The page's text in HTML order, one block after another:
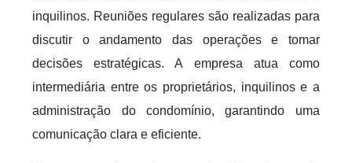
inquilinos. Reuniões regulares são realizadas para
discutir o andamento das operações e tomar
decisões estratégicas. A empresa atua como
intermediária entre os proprietários, inquilinos e a
administração do condomínio, garantindo uma
comunicação clara e eficiente.